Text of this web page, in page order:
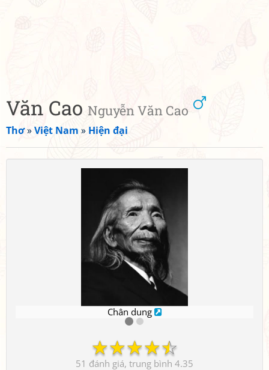
Văn Cao Nguyễn Văn Cao
Thơ»Việt Nam » Hiện đại
Chân dung
☆
☆
☆
☆
☆
51 4.35